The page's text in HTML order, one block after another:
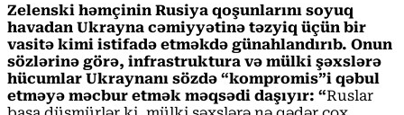
Zelenski həmçinin Rusiya qoşunlarını soyuq
havadan Ukrayna cəmiyyətinə təzyiq üçün bir
vasitə kimi istifadə etməkdə günahlandırıb. Onun
sözlərinə görə, infrastruktura və mülki şəxslərə
hücumlar Ukraynanı sözdə “kompromis”i qəbul
etməyə məcbur etmək məqsədi daşıyır: “Ruslar